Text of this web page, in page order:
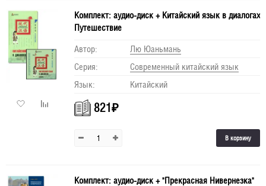
Комплект: аудио-диск + Китайский язык в диалогах
Путешествие
Автор:
Лю Юаньмань
Серия:
Современный китайский язык
Язык:
Китайский
821₽
В корзину
Комплект: аудио-диск + "Прекрасная Нивернезка"